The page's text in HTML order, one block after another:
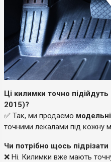
Ці килимки точно
2015)?
✅ Так, ми продаємо
точними лекалами під кожну
Чи потрібно щось підрізати
❌ Ні. Килимки вже мають